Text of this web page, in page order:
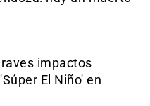
impactos
El Niño' en